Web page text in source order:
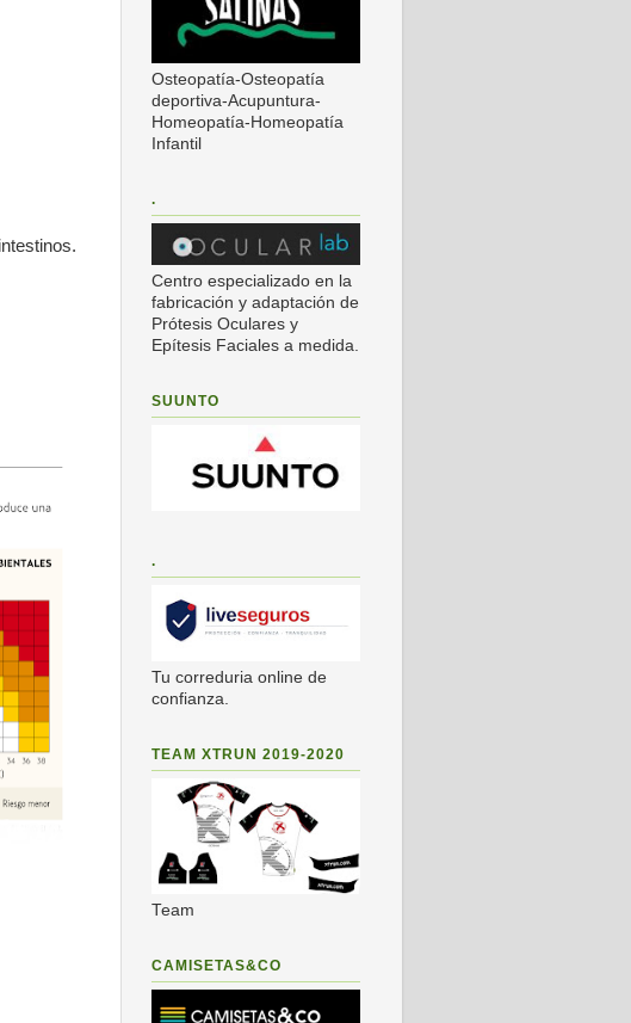
Osteopatía-Osteopatía
deportiva-Acupuntura-
Homeopatía-Homeopatía
Infantil
.
Centro especializado en la
fabricación y adaptación de
Prótesis Oculares y
Epítesis Faciales a medida.
SUUNTO
.
Tu correduria online de
confianza.
TEAM XTRUN 2019-2020
Team
CAMISETAS&CO